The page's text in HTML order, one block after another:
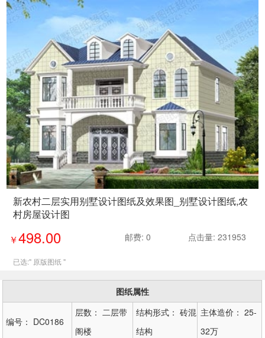
新农村二层实用别墅设计图纸及效果图_别墅设计图纸,农
村房屋设计图
￥498.00 邮费: 0 点击量: 231953
已选:" 原版图纸"
图纸属性
编号： DC0186
层数： 二层带
阁楼
结构形式： 砖混
结构
主体造价： 25-
32万